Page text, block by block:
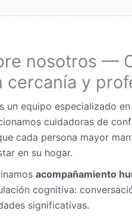
nosotros —
cercanía y
un equipo especializado
cuidadoras de
cada persona mayor
en su hogar.
acompañamiento
cognitiva:
significativas.